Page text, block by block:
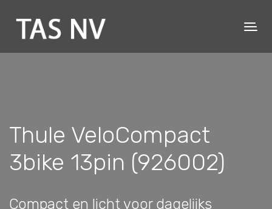
Thule VeloCompact
3bike 13pin (926002)
Compact en licht voor dagelijks